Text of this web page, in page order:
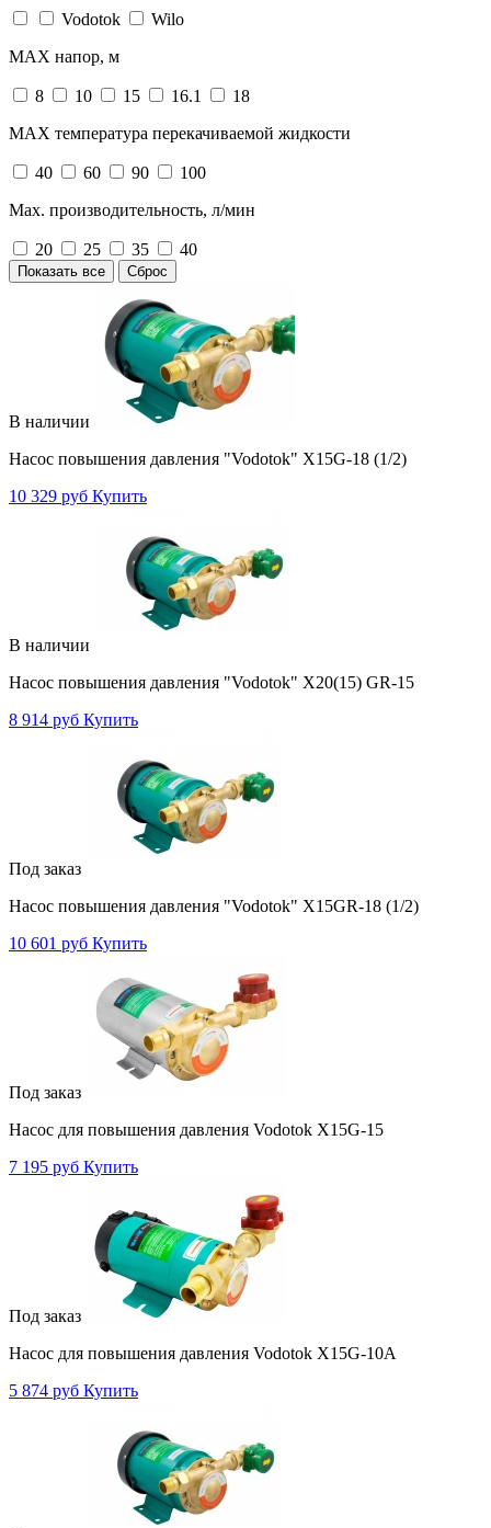
Vodotok
Wilo
MAX напор, м
8 10 15 16.1
18
MAX температура перекачиваемой жидкости
40 60 90
100
Max. производительность, л/мин
20 25 35 40
Показать все Сброс
В наличии
Насос повышения давления "Vodotok" X15G-18 (1/2)
10 329 руб Купить
В наличии
Насос повышения давления "Vodotok" X20(15) GR-15
8 914 руб Купить
Под заказ
Насос повышения давления "Vodotok" X15GR-18 (1/2)
10 601 руб Купить
Под заказ
Насос для повышения давления Vodotok X15G-15
7 195 руб Купить
Под заказ
Насос для повышения давления Vodotok X15G-10A
5 874 руб Купить